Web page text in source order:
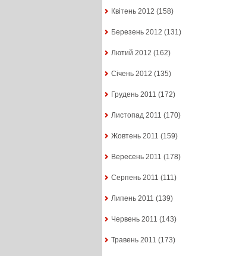
Квітень 2012 (158)
Березень 2012 (131)
Лютий 2012 (162)
Січень 2012 (135)
Грудень 2011 (172)
Листопад 2011 (170)
Жовтень 2011 (159)
Вересень 2011 (178)
Серпень 2011 (111)
Липень 2011 (139)
Червень 2011 (143)
Травень 2011 (173)